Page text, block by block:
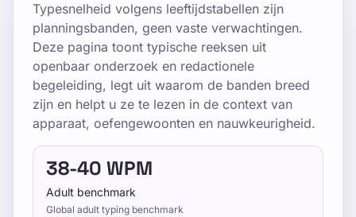
By TypeLab Editorial Team
Vergelijk typesnelheid per leeftijdsgroep en
zie hoe oefening, schoolgebruik en
dagelijkse tijd achter het toetsenbord WPM
beïnvloeden.
Gebruik TypeLab om van vertrouwen bij de
eerste toetsen door te groeien naar een
dagelijkse flow in blind typen met
gestructureerde lessen, herhaalbare tests en
Typesnelheid volgens leeftijdstabellen zijn
planningsbanden, geen vaste verwachtingen.
Deze pagina toont typische reeksen uit
openbaar onderzoek en redactionele
begeleiding, legt uit waarom de banden breed
zijn en helpt u ze te lezen in de context van
apparaat, oefengewoonten en nauwkeurigheid.
38-40 WPM
Adult benchmark
Global adult typing benchmark